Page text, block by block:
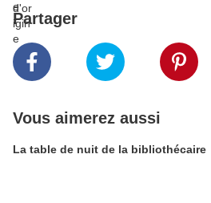
Partager
Vous aimerez aussi
La table de nuit de la bibliothécaire